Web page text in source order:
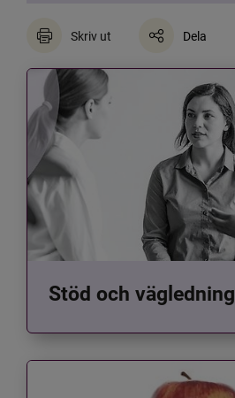
Skriv ut Dela
Stöd och vägledning